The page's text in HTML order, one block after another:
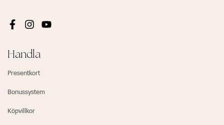
Handla
Presentkort
Bonussystem
Köpvillkor